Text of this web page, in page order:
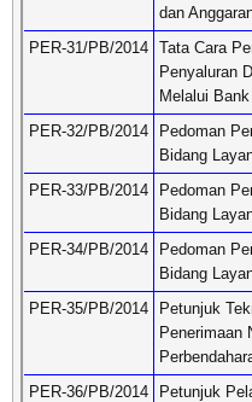
dan
PER-31/PB/2014 Tata Cara
Penyaluran
Melalui Bank
PER-32/PB/2014
Pedoman
Bidang
PER-33/PB/2014
Pedoman
Bidang
PER-34/PB/2014
Pedoman
Bidang
PER-35/PB/2014
Petunjuk
Penerimaan
PER-36/PB/2014
Petunjuk